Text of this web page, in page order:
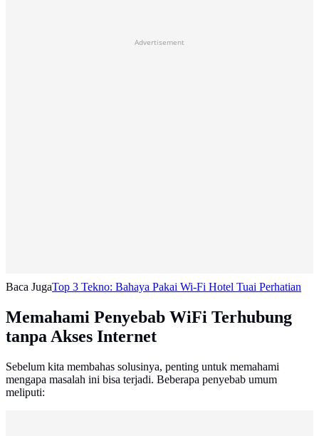
Advertisement
Baca JugaTop 3 Tekno: Bahaya Pakai Wi-Fi Hotel Tuai Perhatian
Memahami Penyebab WiFi Terhubung
tanpa Akses Internet
Sebelum kita membahas solusinya, penting untuk memahami
mengapa masalah ini bisa terjadi. Beberapa penyebab umum
meliputi: